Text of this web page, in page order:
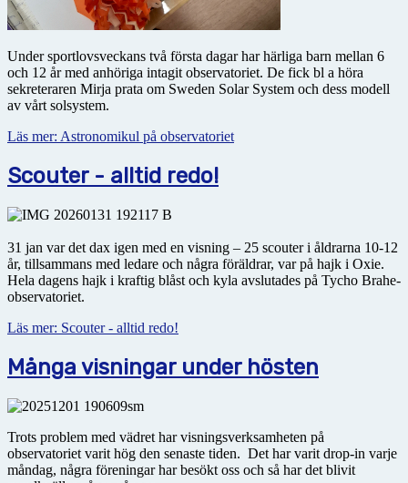
Under sportlovsveckans två första dagar har härliga barn mellan 6
och 12 år med anhöriga intagit obser­vatoriet. De fick bl a höra
sekreteraren Mirja prata om Sweden Solar System och dess modell
av vårt solsystem.
Läs mer: Astronomikul på observatoriet
Scouter - alltid redo!
31 jan var det dax igen med en visning – 25 scouter i åldrarna 10-12
år, tillsammans med ledare och några föräldrar, var på hajk i Oxie.
Hela dagens hajk i kraftig blåst och kyla avslutades på Tycho Brahe-
observatoriet.
Läs mer: Scouter - alltid redo!
Många visningar under hösten
Trots problem med vädret har visningsverksamheten på
observatoriet varit hög den senaste tiden. Det har varit drop-in varje
måndag, några föreningar har besökt oss och så har det blivit